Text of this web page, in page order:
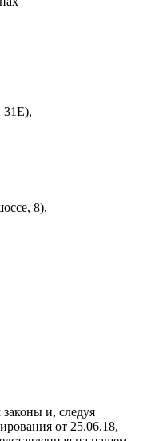
31Е),
8),
и, следуя
от 25.06.18,